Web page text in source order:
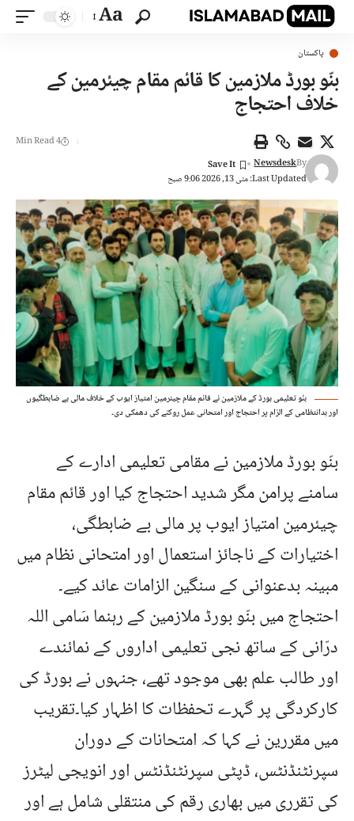
Aa
پاکستان
بنّو بورڈ ملازمین کا قائم مقام چیئرمین کے
خلاف احتجاج
Last Updated: مئی 13, 2026 9:06 صبح
By
Newsdesk
4 Min Read
بنّو تعلیمی بورڈ کے ملازمین نے قائم مقام چیئرمین امتیاز ایوب کے خلاف مالی بے ضابطگیوں
اور بدانتظامی کے الزام پر احتجاج اور امتحانی عمل روکنے کی دھمکی دی۔
بنّو بورڈ ملازمین نے مقامی تعلیمی ادارے کے
سامنے پرامن مگر شدید احتجاج کیا اور قائم مقام
چیئرمین امتیاز ایوب پر مالی بے ضابطگی،
اختیارات کے ناجائز استعمال اور امتحانی نظام میں
مبینہ بدعنوانی کے سنگین الزامات عائد کیے۔
احتجاج میں بنّو بورڈ ملازمین کے رہنما سَامی اللہ
درّانی کے ساتھ نجی تعلیمی اداروں کے نمائندے
اور طالب علم بھی موجود تھے، جنہوں نے بورڈ کی
کارکردگی پر گہرے تحفظات کا اظہار کیا۔تقریب
میں مقررین نے کہا کہ امتحانات کے دوران
سپرنٹنڈنٹس، ڈپٹی سپرنٹنڈنٹس اور انویجی لیٹرز
کی تقرری میں بھاری رقم کی منتقلی شامل ہے اور